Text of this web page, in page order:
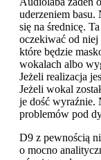
uderzeniem basu.
się na średnicę.
oczekiwać od niej
które będzie
wokalach albo
Jeżeli realizacja
Jeżeli wokal
je dość wyraźnie.
problemów pod
D9 z pewnością
o mocno